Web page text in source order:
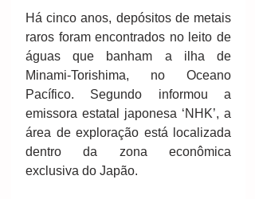
Há cinco anos, depósitos de metais
raros foram encontrados no leito de
águas que banham a ilha de
Minami-Torishima, no Oceano
Pacífico. Segundo informou a
emissora estatal japonesa ‘NHK’, a
área de exploração está localizada
dentro da zona econômica
exclusiva do Japão.